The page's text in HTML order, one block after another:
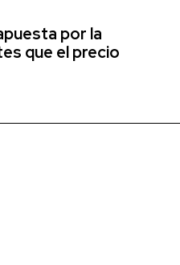
por la
que el precio